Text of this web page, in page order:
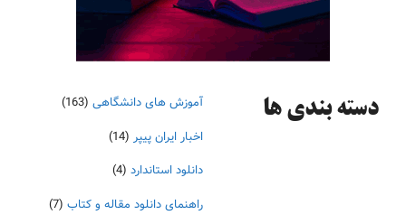
دسته‌ بندی ها آموزش های دانشگاهی (163)
اخبار ایران پیپر (14)
دانلود استاندارد (4)
راهنمای دانلود مقاله و کتاب (7)